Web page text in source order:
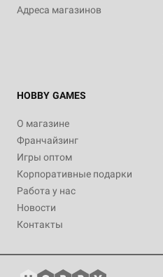
Адреса магазинов
HOBBY GAMES
О магазине
Франчайзинг
Игры оптом
Корпоративные подарки
Работа у нас
Новости
Контакты